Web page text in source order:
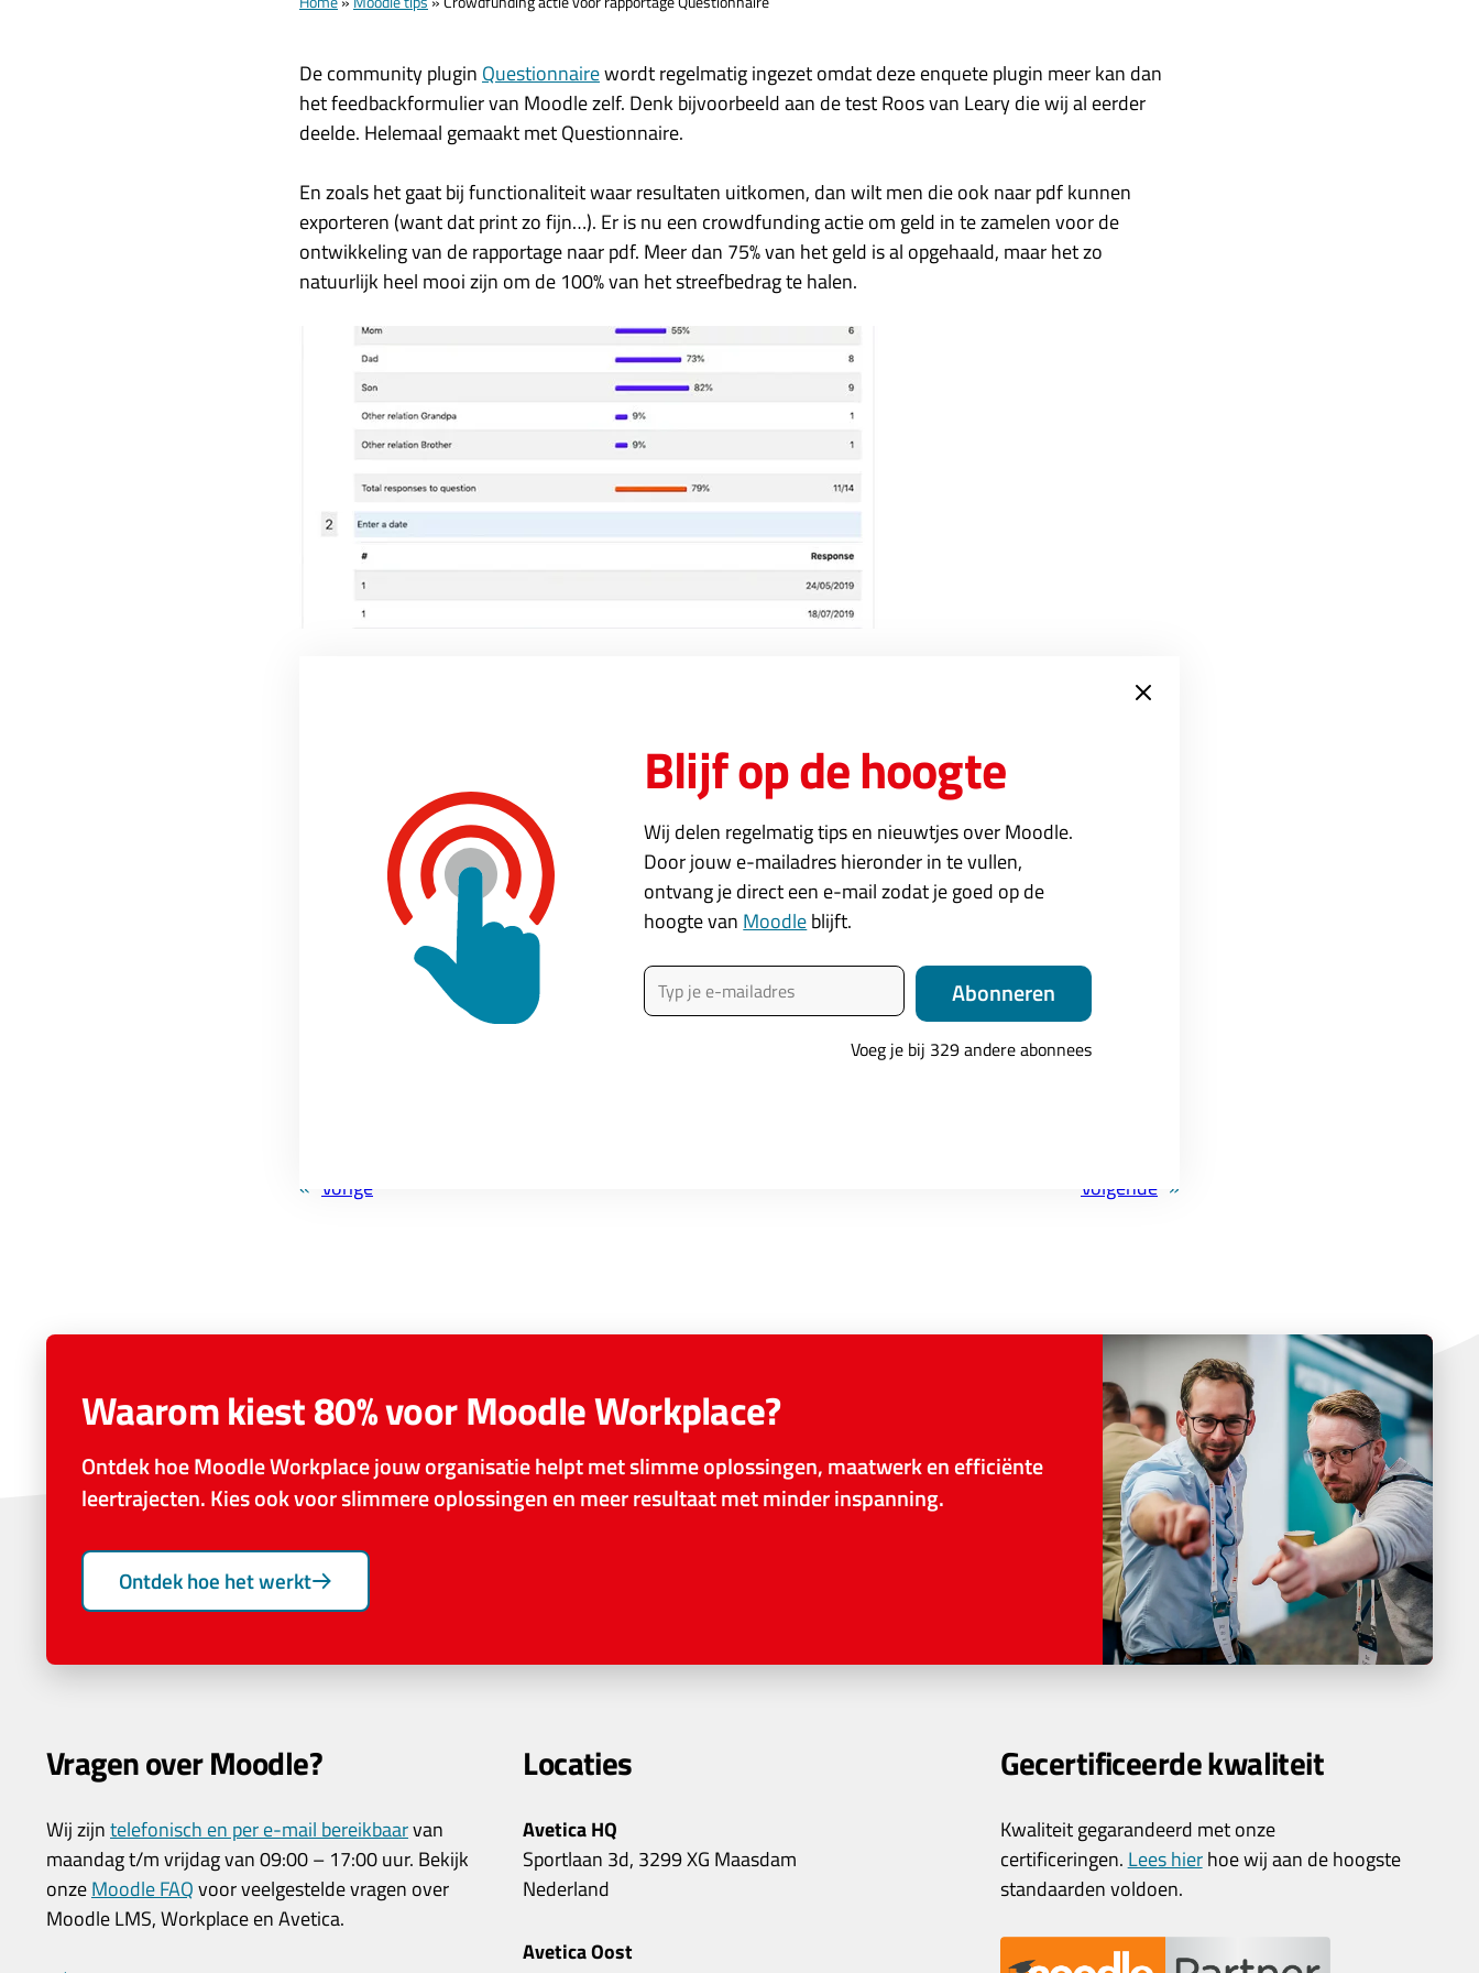
De community plugin Questionnairewordt regelmatig ingezet omdat deze enquete plugin meer kan dan
het feedbackformulier van Moodle zelf. Denk bijvoorbeeld aan de test Roos van Leary die wij al eerder
deelde. Helemaal gemaakt met Questionnaire.
En zoals het gaat bij functionaliteit waar resultaten uitkomen, dan wilt men die ook naar pdf kunnen
exporteren (want dat print zo fijn…). Er is nu een crowdfunding actie om geld in te zamelen voor de
ontwikkeling van de rapportage naar pdf. Meer dan 75% van het geld is al opgehaald, maar het zo
natuurlijk heel mooi zijn om de 100% van het streefbedrag te halen.
Meer informatie over dit crowdfunding project en hoe je financieel kan bijdragen kan je hier vinden. Ook
crowdfunding
Moodle tips » Crowdfunding actie voor rapportage Questionnaire
Over de auteur
Arnout Vree
Arnout is een echte Moodlelaar met een passie voor digitaal leren. Als oprichter en directeur
van Avetica helpt hij organisaties groeien met Moodle. Arnout is leraar geweest en hij staat
bekend om zijn pragmatische aanpak en zijn talent om complexe zaken begrijpelijk te maken.
« Vorige Volgende »
Waarom kiest 80% voor Moodle Workplace?
Ontdek hoe Moodle Workplace jouw organisatie helpt met slimme oplossingen, maatwerk en efficiënte
leertrajecten. Kies ook voor slimmere oplossingen en meer resultaat met minder inspanning.
Ontdek hoe het werkt
Vragen over Moodle?
Wij zijntelefonisch en per e-mail bereikbaarvan
maandag t/m vrijdag van 09:00 – 17:00 uur. Bekijk
onzeMoodle FAQvoor veelgestelde vragen over
Moodle LMS, Workplace en Avetica.
Locaties
Avetica HQ
Sportlaan 3d, 3299 XG Maasdam
Nederland
Avetica Oost
Gecertificeerde kwaliteit
Kwaliteit gegarandeerd met onze
certificeringen. Lees hierhoe wij aan de hoogste
standaarden voldoen.
Blijf op de hoogte
Wij delen regelmatig tips en nieuwtjes over Moodle.
Door jouw e-mailadres hieronder in te vullen,
ontvang je direct een e-mail zodat je goed op de
hoogte van Moodleblijft.
Typ je e-mailadres
Abonneren
Voeg je bij 329 andere abonnees